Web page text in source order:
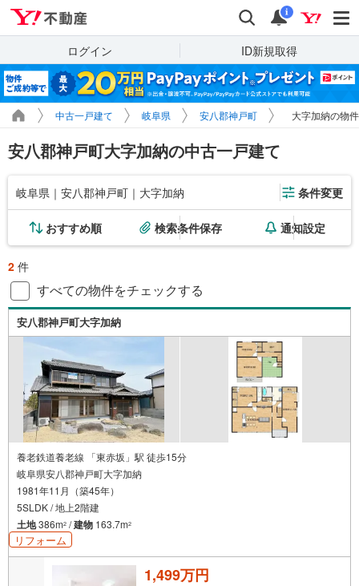
検索 通知
i
ログイン ID新規取得
中古一戸建て 岐阜県 安八郡神戸町 大字加納の物
安八郡神戸町大字加納の中古一戸建て
岐阜県｜安八郡神戸町｜大字加納 条件変更
おすすめ順 検索条件保存 通知設定
2 件
すべての物件をチェックする
安八郡神戸町大字加納
養老鉄道養老線 「東赤坂」駅 徒歩15分
岐阜県安八郡神戸町大字加納
1981年11月（築45年）
5SLDK / 地上2階建
土地386m2 /建物 163.7m2
リフォーム
1,499万円